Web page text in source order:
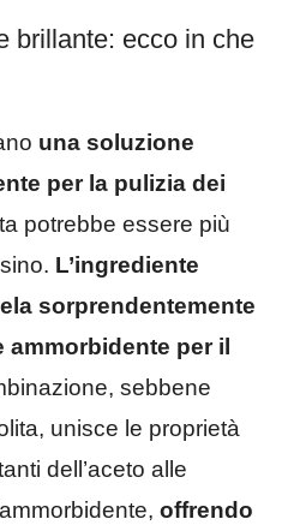
brillante: ecco in che
una soluzione
per la pulizia dei
potrebbe essere più
L’ingrediente
sorprendentemente
per il
sebbene
unisce le proprietà
dell’aceto alle
offrendo